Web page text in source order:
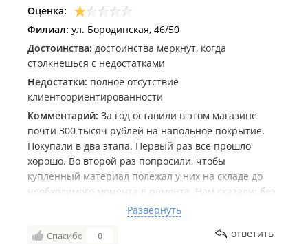
Оценка:
Филиал: ул. Бородинская, 46/50
Достоинства: достоинства меркнут, когда
столкнешься с недостатками
Недостатки: полное отсутствие
клиентоориентированности
Комментарий: За год оставили в этом магазине
почти 300 тысяч рублей на напольное покрытие.
Покупали в два этапа. Первый раз все прошло
хорошо. Во второй раз попросили, чтобы
купленный материал полежал у них на складе до
необходимого момента в ремонте. Нам сказали: без
проблем. Но спустя месяц в ультимативной форме
потребовали освободить склад, что нам и пришлось
сделать. Очень неудобно для строителей, но мы
Развернуть
Спасибо 0 ответить